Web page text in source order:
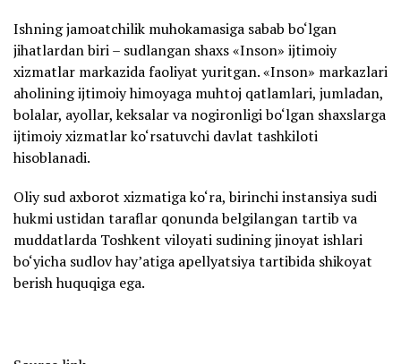
Ishning jamoatchilik muhokamasiga sabab bo‘lgan
jihatlardan biri – sudlangan shaxs «Inson» ijtimoiy
xizmatlar markazida faoliyat yuritgan. «Inson» markazlari
aholining ijtimoiy himoyaga muhtoj qatlamlari, jumladan,
bolalar, ayollar, keksalar va nogironligi bo‘lgan shaxslarga
ijtimoiy xizmatlar ko‘rsatuvchi davlat tashkiloti
hisoblanadi.
Oliy sud axborot xizmatiga ko‘ra, birinchi instansiya sudi
hukmi ustidan taraflar qonunda belgilangan tartib va
muddatlarda Toshkent viloyati sudining jinoyat ishlari
bo‘yicha sudlov hay’atiga apellyatsiya tartibida shikoyat
berish huquqiga ega.